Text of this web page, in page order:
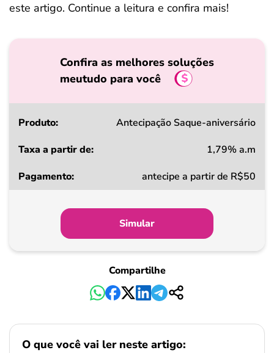
este artigo. Continue a leitura e confira mais!
Confira as melhores soluções
meutudo para você
Produto
a
Pagamento
Antecipação Saque-aniversário
1,79% a.m
antecipe a partir de R$50
Simular
Compartilhe
O que você vai ler neste artigo: